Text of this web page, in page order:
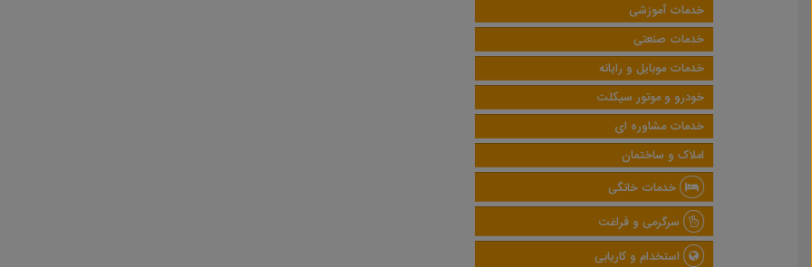
خدمات آموزشی
خدمات صنعتی
خدمات موبایل و رایانه
خودرو و موتور سیکلت
خدمات مشاوره ای
املاک و ساختمان
خدمات خانگی
سرگرمی و فراغت
استخدام و کاریابی